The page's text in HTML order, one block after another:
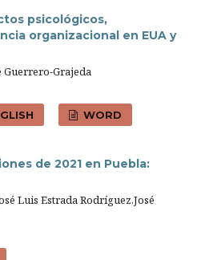
psicológicos,
organizacional en EUA y
Guerrero-Grajeda
WORD
de 2021 en Puebla:
Luis Estrada Rodríguez,José